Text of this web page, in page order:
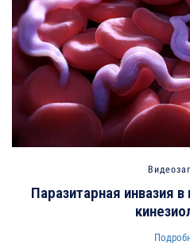
Паразитарная инвазия